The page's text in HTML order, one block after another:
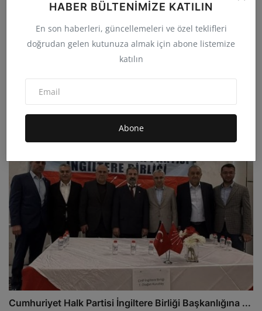
HABER BÜLTENIMIZE KATILIN
En son haberleri, güncellemeleri ve özel teklifleri
doğrudan gelen kutunuza almak için abone listemize
katılın
Abone
Londra’da Tarihi Newroz Buluşması On Binler Birlik ve
admin Mar 23, 2026 0 26.1B
Cumhuriyet Halk Partisi İngiltere Birliği Başkanlığına ...